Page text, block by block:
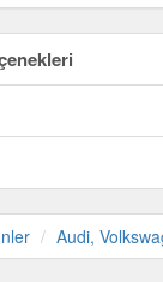
Audi,